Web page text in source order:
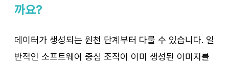
까요?
데이터가 생성되는 원천 단계부터 다룰 수 있습니다. 일
반적인 소프트웨어 중심 조직이 이미 생성된 이미지를